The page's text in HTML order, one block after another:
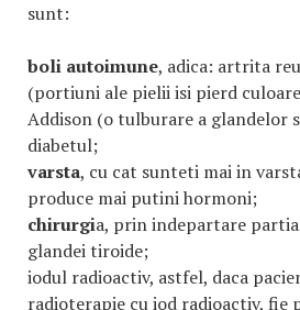
sunt:
boli autoimune, adica: artrita
(portiuni ale pielii isi pierd
Addison (o tulburare a glandelor
diabetul;
varsta, cu cat sunteti mai in
produce mai putini hormoni;
chirurgia, prin indepartare
glandei tiroide;
iodul radioactiv, astfel, daca
radioterapie cu iod radioactiv, fie